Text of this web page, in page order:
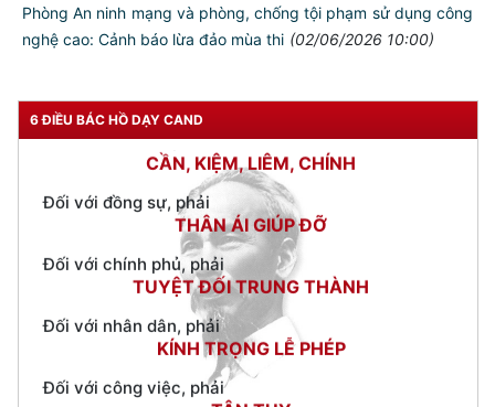
Phòng An ninh mạng và phòng, chống tội phạm sử dụng công
nghệ cao: Cảnh báo lừa đảo mùa thi (02/06/2026 10:00)
6 ĐIỀU BÁC HỒ DẠY CAND
NGƯỜI CÔNG AN CÁCH MỆNH LÀ:
Đối với đồng sự, phải
THÂN ÁI GIÚP ĐỠ
Đối với chính phủ, phải
TUYỆT ĐỐI TRUNG THÀNH
Đối với nhân dân, phải
KÍNH TRỌNG LỄ PHÉP
Đối với công việc, phải
TẬN TỤY
CƯƠNG QUYẾT, KHÔN KHÉO